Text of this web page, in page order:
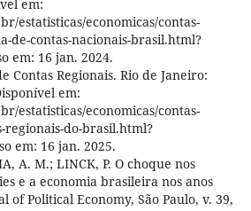
em:
estatisticas/economicas/contas-
de-contas-nacionais-brasil.html?
em: 16 jan. 2024.
Contas Regionais. Rio de Janeiro:
em:
estatisticas/economicas/contas-
regionais-do-brasil.html?
em: 16 jan. 2025.
A. M.; LINCK, P. O choque nos
e a economia brasileira nos anos
of Political Economy, São Paulo, v. 39,